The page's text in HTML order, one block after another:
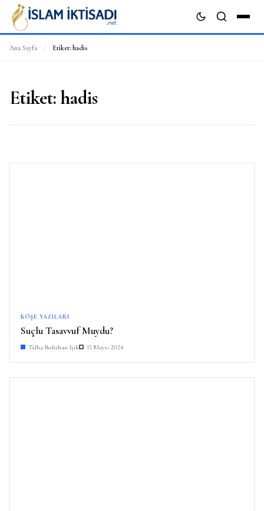
Ana Sayfa / Etiket: hadis
Etiket:hadis
KÖŞE YAZILARI
Suçlu Tasavvuf Muydu?
Talha Bedirhan Işık 15 Mayıs 2024